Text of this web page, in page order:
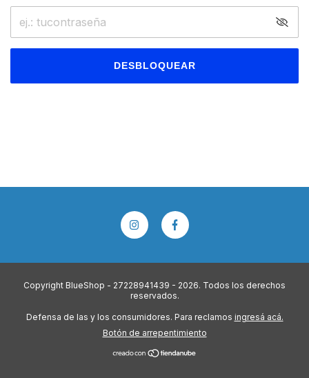
DESBLOQUEAR
Copyright BlueShop - 27228941439 - 2026. Todos los derechos
reservados.
Defensa de las y los consumidores. Para reclamos ingresá acá.
Botón de arrepentimiento